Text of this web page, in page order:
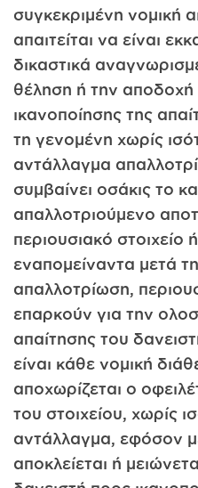
συγκεκριμένη νομική
απαιτείται να είναι
δικαστικά
θέληση ή την αποδοχή
ικανοποίησης της
τη γενομένη χωρίς
αντάλλαγμα
συμβαίνει οσάκις το
απαλλοτριούμενο
περιουσιακό στοιχείο
εναπομείναντα μετά
απαλλοτρίωση,
επαρκούν για την
απαίτησης του
είναι κάθε νομική
αποχωρίζεται ο
του στοιχείου, χωρίς
αντάλλαγμα, εφόσον
αποκλείεται ή